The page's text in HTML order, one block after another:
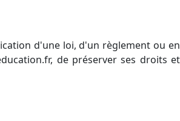
d'une loi, d'un règlement ou en
de préserver ses droits et